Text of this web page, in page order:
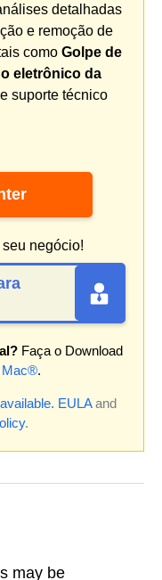
detalhadas
e remoção de
como Golpe de
eletrônico da
suporte técnico
negócio!
Faça o Download
Mac®.
EULAand
.
may be